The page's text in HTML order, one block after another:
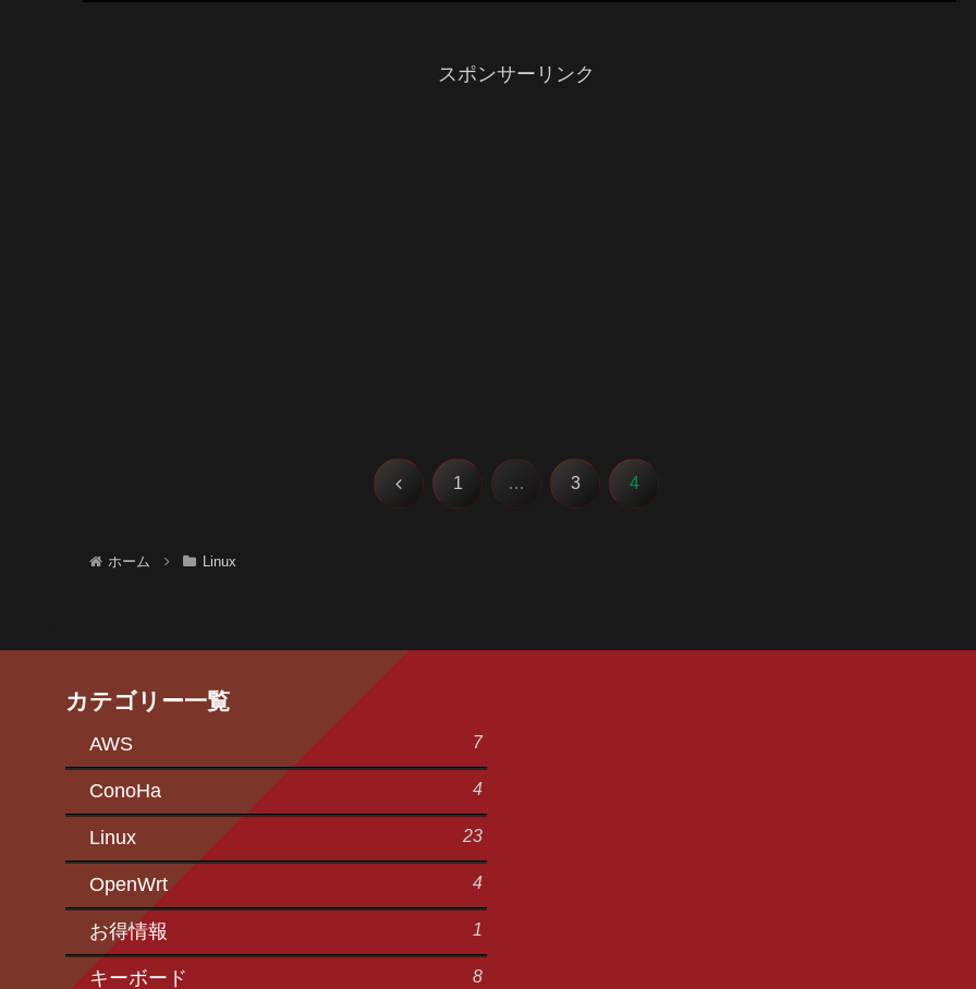
スポンサーリンク
前 1 … 3 4
ホーム Linux
カテゴリー一覧
AWS 7
ConoHa 4
Linux 23
OpenWrt 4
お得情報 1
キーボード 8